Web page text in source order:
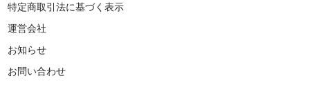
特定商取引法に基づく表示
運営会社
お知らせ
お問い合わせ